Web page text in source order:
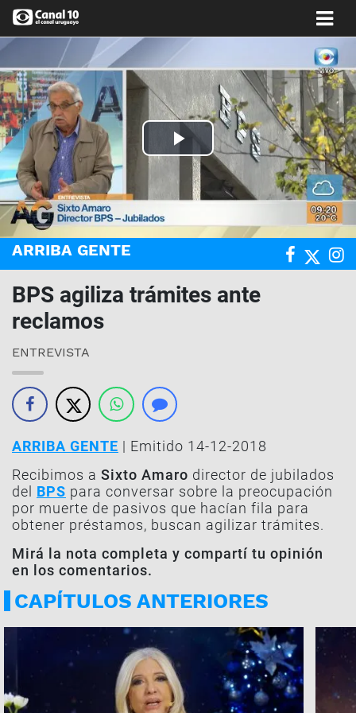
Play
Video
ARRIBA GENTE
BPS agiliza trámites ante
reclamos
ENTREVISTA
ARRIBA GENTE | Emitido 14-12-2018
Recibimos a Sixto Amaro director de jubilados
del BPS para conversar sobre la preocupación
por muerte de pasivos que hacían fila para
obtener préstamos, buscan agilizar trámites.
Mirá la nota completa y compartí tu opinión
en los comentarios.
CAPÍTULOS ANTERIORES